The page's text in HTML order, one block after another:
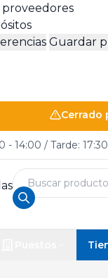
Guardar
Cerrado
- 14:00 / Tarde:
Búsqueda
de
productos